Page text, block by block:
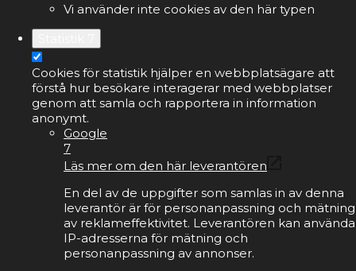
Vi använder inte cookies av den här typen
Cookies för statistik hjälper en webbplatsägare att
förstå hur besökare interagerar med webbplatser
genom att samla och rapportera in information
anonymt.
Google
7
Läs mer om den här leverantören
En del av de uppgifter som samlas in av denna
leverantör är för personanpassning och mätning
av reklameffektivitet. Leverantören kan använda
IP-adresserna för mätning och
personanpassning av annonser.